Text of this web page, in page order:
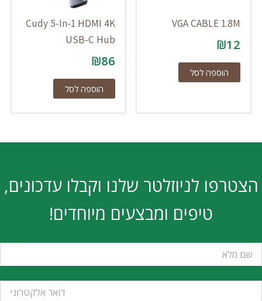
VGA CABLE 1.8M
₪12
הוספה לסל
Cudy 5-In-1 HDMI 4K
USB-C Hub
₪86
הוספה לסל
הצטרפו לניוזלטר שלנו וקבלו עדכונים,
טיפים ומבצעים מיוחדים!